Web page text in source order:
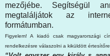
mezőjébe. Segítségül
megtaláljátok az
formátumban.
Figyelem! A kiadó csak magyarországi
rendelkezésre válaszolni a kiküldött